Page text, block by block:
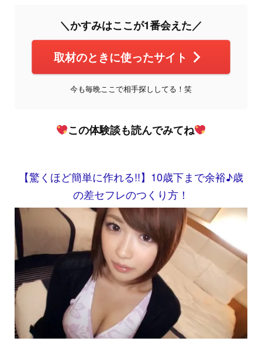
＼かすみはここが1番会えた／
取材のときに使ったサイト
今も毎晩ここで相手探ししてる！笑
この体験談も読んでみてね
【驚くほど簡単に作れる!!】10歳下まで余裕♪歳
の差セフレのつくり方！